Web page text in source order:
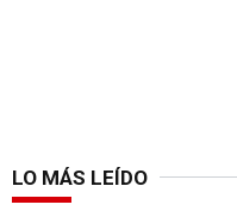
LO MÁS LEÍDO